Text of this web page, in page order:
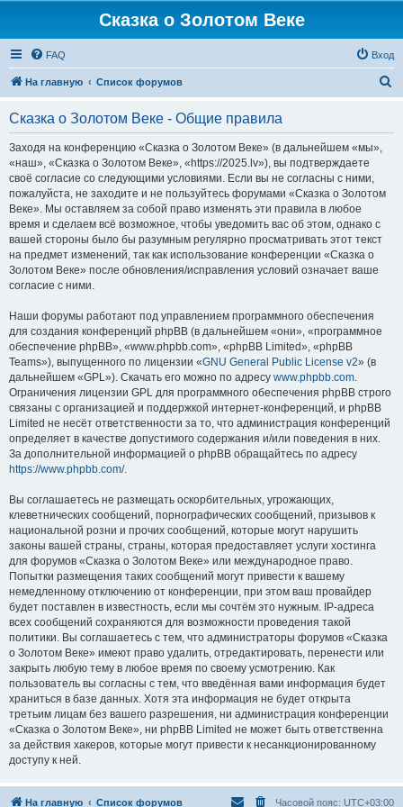
Сказка о Золотом Веке
FAQ Вход
На главную Список форумов
Сказка о Золотом Веке - Общие правила
Заходя на конференцию «Сказка о Золотом Веке» (в дальнейшем «мы»,
«наш», «Сказка о Золотом Веке», «https://2025.lv»), вы подтверждаете
своё согласие со следующими условиями. Если вы не согласны с ними,
пожалуйста, не заходите и не пользуйтесь форумами «Сказка о Золотом
Веке». Мы оставляем за собой право изменять эти правила в любое
время и сделаем всё возможное, чтобы уведомить вас об этом, однако с
вашей стороны было бы разумным регулярно просматривать этот текст
на предмет изменений, так как использование конференции «Сказка о
Золотом Веке» после обновления/исправления условий означает ваше
согласие с ними.
Наши форумы работают под управлением программного обеспечения
для создания конференций phpBB (в дальнейшем «они», «программное
обеспечение phpBB», «www.phpbb.com», «phpBB Limited», «phpBB
Teams»), выпущенного по лицензии «GNU General Public License v2» (в
дальнейшем «GPL»). Скачать его можно по адресу www.phpbb.com.
Ограничения лицензии GPL для программного обеспечения phpBB строго
связаны с организацией и поддержкой интернет-конференций, и phpBB
Limited не несёт ответственности за то, что администрация конференций
определяет в качестве допустимого содержания и/или поведения в них.
За дополнительной информацией о phpBB обращайтесь по адресу
https://www.phpbb.com/.
Вы соглашаетесь не размещать оскорбительных, угрожающих,
клеветнических сообщений, порнографических сообщений, призывов к
национальной розни и прочих сообщений, которые могут нарушить
законы вашей страны, страны, которая предоставляет услуги хостинга
для форумов «Сказка о Золотом Веке» или международное право.
Попытки размещения таких сообщений могут привести к вашему
немедленному отключению от конференции, при этом ваш провайдер
будет поставлен в известность, если мы сочтём это нужным. IP-адреса
всех сообщений сохраняются для возможности проведения такой
политики. Вы соглашаетесь с тем, что администраторы форумов «Сказка
о Золотом Веке» имеют право удалить, отредактировать, перенести или
закрыть любую тему в любое время по своему усмотрению. Как
пользователь вы согласны с тем, что введённая вами информация будет
храниться в базе данных. Хотя эта информация не будет открыта
третьим лицам без вашего разрешения, ни администрация конференции
«Сказка о Золотом Веке», ни phpBB Limited не может быть ответственна
за действия хакеров, которые могут привести к несанкционированному
доступу к ней.
На главную Список форумов Часовой пояс: UTC+03:00